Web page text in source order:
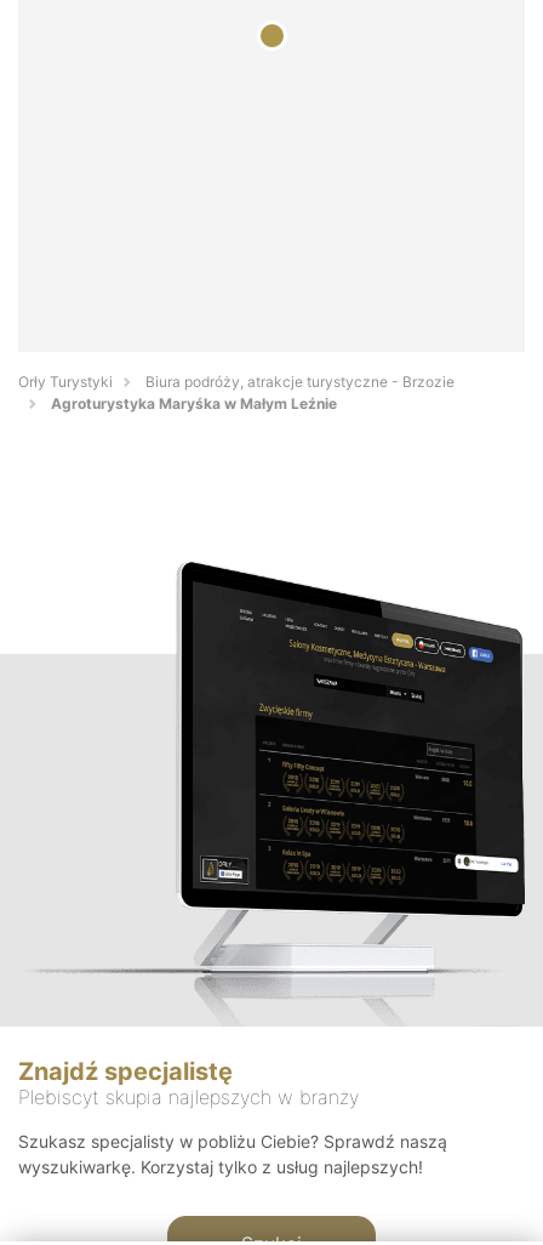
Orły Turystyki
Biura podróży, atrakcje turystyczne - Brzozie
Agroturystyka Maryśka w Małym Leźnie
Znajdź specjalistę
Plebiscyt skupia najlepszych w branży
Szukasz specjalisty w pobliżu Ciebie? Sprawdź naszą
wyszukiwarkę. Korzystaj tylko z usług najlepszych!